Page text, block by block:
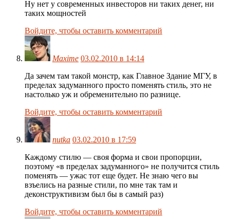
Ну нет у современных инвесторов ни таких денег, ни
таких мощностей
Войдите, чтобы оставить комментарий
Maxime 03.02.2010 в 14:14
Да зачем там такой монстр, как Главное Здание МГУ, в
пределах задуманного просто поменять стиль, это не
настолько уж и обременительно по разнице.
Войдите, чтобы оставить комментарий
nutka 03.02.2010 в 17:59
Каждому стилю — своя форма и свои пропорции,
поэтому «в пределах задуманного» не получится стиль
поменять — ужас тот еще будет. Не знаю чего вы
взъелись на разные стили, по мне так там и
деконструктивизм был бы в самый раз)
Войдите, чтобы оставить комментарий